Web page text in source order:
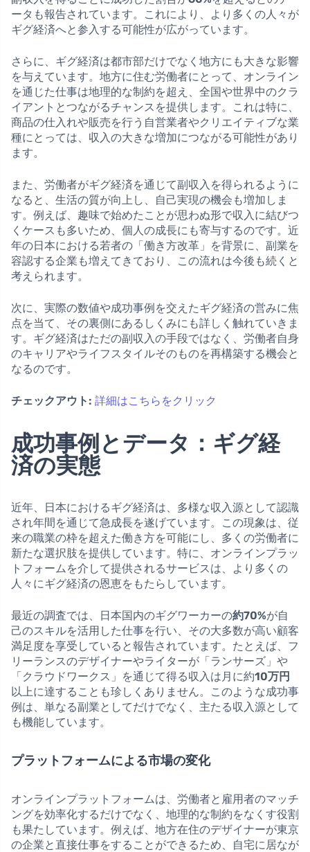
ータも報告されています。これにより、より多くの人々が
ギグ経済へと参入する可能性が広がっています。
さらに、ギグ経済は都市部だけでなく地方にも大きな影響
を与えています。地方に住む労働者にとって、オンライン
を通じた仕事は地理的な制約を超え、全国や世界中のクラ
イアントとつながるチャンスを提供します。これは特に、
商品の仕入れや販売を行う自営業者やクリエイティブな業
種にとっては、収入の大きな増加につながる可能性があり
ます。
また、労働者がギグ経済を通じて副収入を得られるように
なると、生活の質が向上し、自己実現の機会も増加しま
す。例えば、趣味で始めたことが思わぬ形で収入に結びつ
くケースも多いため、個人の成長にも寄与するのです。近
年の日本における若者の「働き方改革」を背景に、副業を
容認する企業も増えてきており、この流れは今後も続くと
考えられます。
次に、実際の数値や成功事例を交えたギグ経済の営みに焦
点を当て、その裏側にあるしくみにも詳しく触れていきま
す。ギグ経済はただの副収入の手段ではなく、労働者自身
のキャリアやライフスタイルそのものを再構築する機会と
なるのです。
チェックアウト: 詳細はこちらをクリック
成功事例とデータ：ギグ経
済の実態
近年、日本におけるギグ経済は、多様な収入源として認識
され年間を通じて急成長を遂げています。この現象は、従
来の職業の枠を超えた働き方を可能にし、多くの労働者に
新たな選択肢を提供しています。特に、オンラインプラッ
トフォームを介して提供されるサービスは、より多くの
人々にギグ経済の恩恵をもたらしています。
最近の調査では、日本国内のギグワーカーの約70%が自
己のスキルを活用した仕事を行い、その大多数が高い顧客
満足度を享受していると報告されています。たとえば、フ
リーランスのデザイナーやライターが「ランサーズ」や
「クラウドワークス」を通じて得る収入は月に約10万円
以上に達することも珍しくありません。このような成功事
例は、単なる副業としてだけでなく、主たる収入源として
も機能しています。
プラットフォームによる市場の変化
オンラインプラットフォームは、労働者と雇用者のマッチ
ングを効率化するだけでなく、地理的な制約をなくす役割
も果たしています。例えば、地方在住のデザイナーが東京
の企業と直接仕事をすることができるため、自宅に居なが